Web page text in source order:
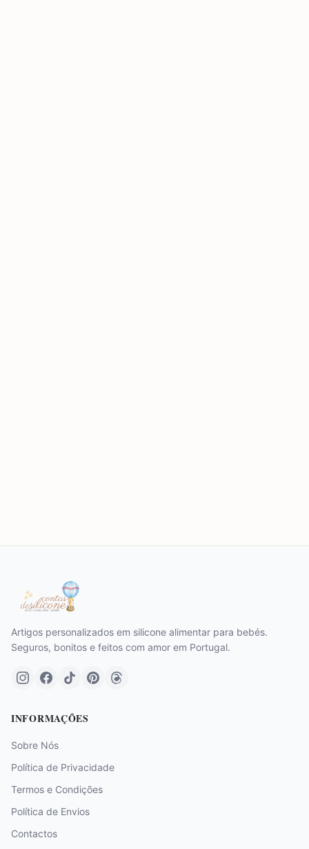
Artigos personalizados em silicone alimentar para bebés.
Seguros, bonitos e feitos com amor em Portugal.
INFORMAÇÕES
Sobre Nós
Política de Privacidade
Termos e Condições
Política de Envios
Contactos